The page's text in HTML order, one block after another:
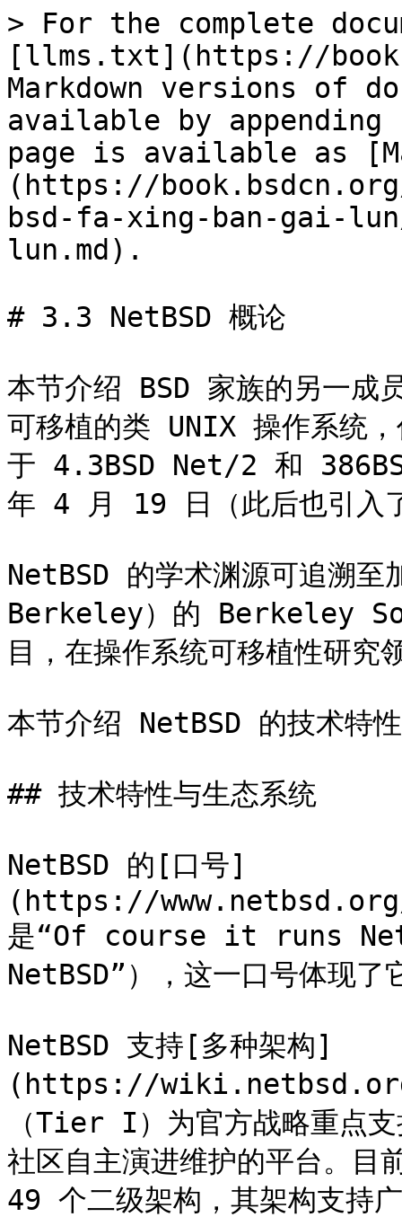
> For the complete
[llms.txt](https://
Markdown versions of
available by
page is available as
(https://
bsd-fa-xing-ban-gai-
lun.md).
# 3.3 NetBSD 概论
本节介绍 BSD 家族的另一成
可移植的类 UNIX 操作系统
于 4.3BSD Net/2 和
年 4 月 19 日（此后也引
NetBSD 的学术渊源可追溯至
Berkeley）的 Berkeley
目，在操作系统可移植性研究
本节介绍 NetBSD 的技术特
## 技术特性与生态系统
NetBSD 的[口号]
(https://
是“Of course it runs
NetBSD”），这一口号体现了
NetBSD 支持[多种架构]
(https://
（Tier I）为官方战略重点
社区自主演进维护的平台。
49 个二级架构，其架构支持